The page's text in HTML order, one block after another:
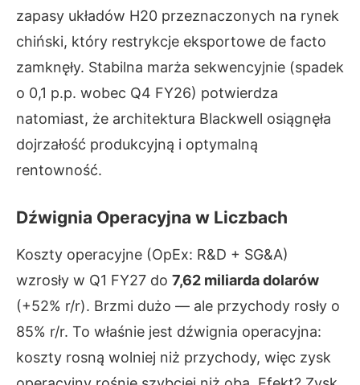
zapasy układów H20 przeznaczonych na rynek
chiński, który restrykcje eksportowe de facto
zamknęły. Stabilna marża sekwencyjnie (spadek
o 0,1 p.p. wobec Q4 FY26) potwierdza
natomiast, że architektura Blackwell osiągnęła
dojrzałość produkcyjną i optymalną
rentowność.
Dźwignia Operacyjna w Liczbach
Koszty operacyjne (OpEx: R&D + SG&A)
wzrosły w Q1 FY27 do 7,62 miliarda dolarów
(+52% r/r). Brzmi dużo — ale przychody rosły o
85% r/r. To właśnie jest dźwignia operacyjna:
koszty rosną wolniej niż przychody, więc zysk